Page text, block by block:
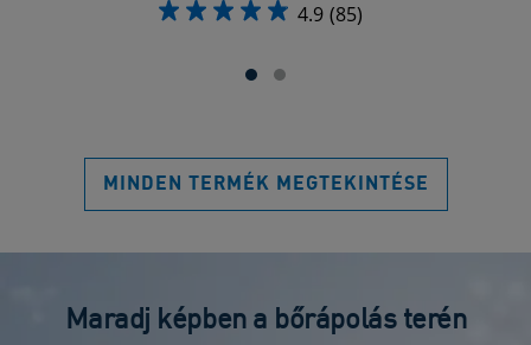
4.9 (85)
MINDEN TERMÉK MEGTEKINTÉSE
Maradj képben a bőrápolás terén